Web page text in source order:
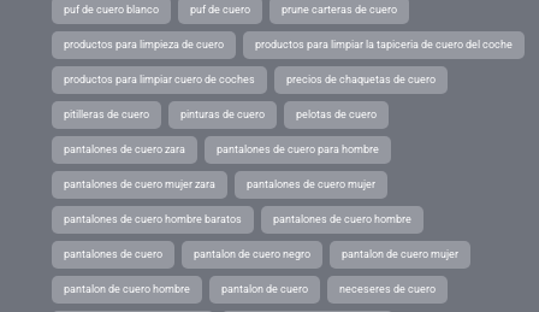
puf de cuero blanco puf de cuero prune carteras de cuero
productos para limpieza de cuero productos para limpiar la tapiceria de cuero del coche
productos para limpiar cuero de coches precios de chaquetas de cuero
pitilleras de cuero pinturas de cuero pelotas de cuero
pantalones de cuero zara pantalones de cuero para hombre
pantalones de cuero mujer zara pantalones de cuero mujer
pantalones de cuero hombre baratos pantalones de cuero hombre
pantalones de cuero pantalon de cuero negro pantalon de cuero mujer
pantalon de cuero hombre pantalon de cuero neceseres de cuero